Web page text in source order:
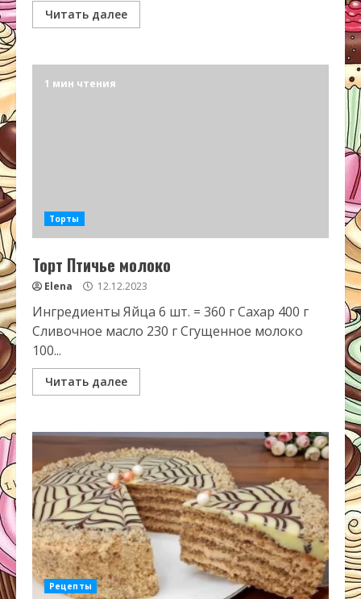
Читать далее
1 мин чтения
Торты
Торт Птичье молоко
Elena 12.12.2023
Ингредиенты Яйца 6 шт. = 360 г Сахар 400 г
Сливочное масло 230 г Сгущенное молоко
100...
Читать далее
Рецепты